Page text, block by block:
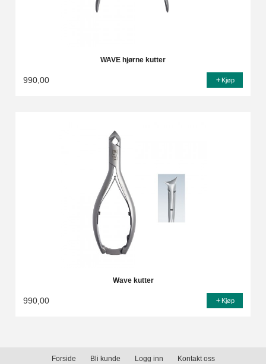
WAVE hjørne kutter
990,00 Kjøp
Wave kutter
990,00 Kjøp
Forside Bli kunde Logg inn Kontakt oss